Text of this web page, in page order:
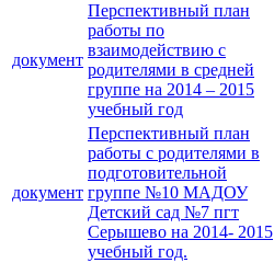
документ
Перспективный план
работы по
взаимодействию с
родителями в средней
группе на 2014 – 2015
учебный год
документ
Перспективный план
работы с родителями в
подготовительной
группе №10 МАДОУ
Детский сад №7 пгт
Серышево на 2014- 2015
учебный год.